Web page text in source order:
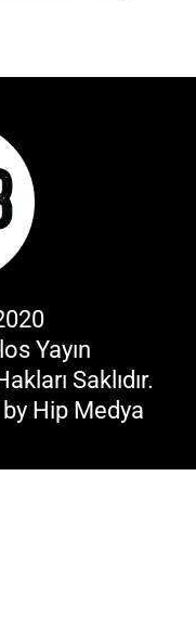
Yayın
Saklıdır.
Hip Medya